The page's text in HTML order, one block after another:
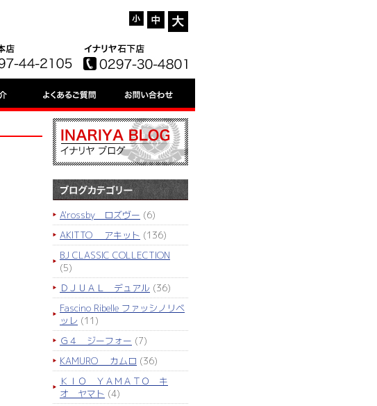
A'rossby ロズヴー (6)
AKITTO アキット (136)
BJ CLASSIC COLLECTION
(5)
ＤＪＵＡＬ デュアル (36)
Fascino Ribelle ファッシノリベ
ッレ (11)
Ｇ４ ジーフォー (7)
KAMURO カムロ (36)
ＫＩＯ ＹＡＭＡＴＯ キ
オ ヤマト (4)